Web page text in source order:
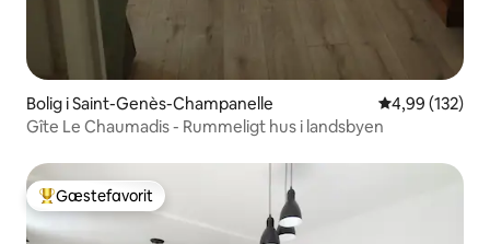
Bolig i Saint-Genès-Champanelle 4,99 ud af 5 i
4,99 (132)
Gîte Le Chaumadis - Rummeligt hus i landsbyen
Bedste gæstefavorit
Gæstefavorit